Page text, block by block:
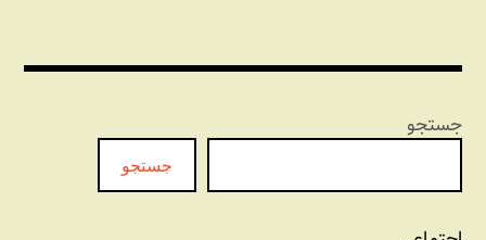
جستجو
جستجو